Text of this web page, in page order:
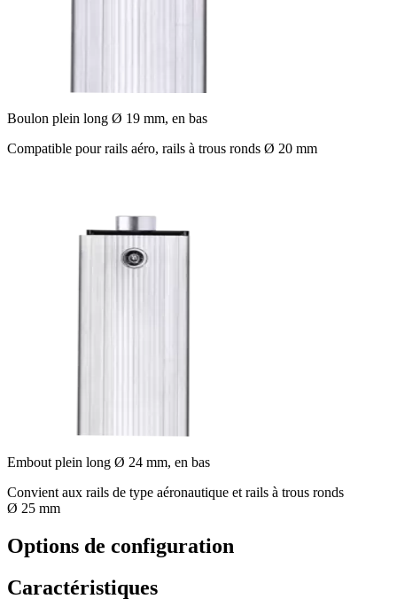
Boulon plein long Ø 19 mm, en bas
Compatible pour rails aéro, rails à trous ronds Ø 20 mm
Embout plein long Ø 24 mm, en bas
Convient aux rails de type aéronautique et rails à trous ronds
Ø 25 mm
Options de configuration
Caractéristiques